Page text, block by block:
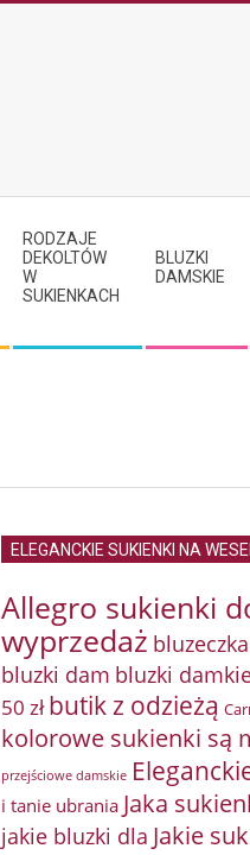
RODZAJE
DEKOLTÓW
W
SUKIENKACH
BLUZKI
DAMSKIE
ELEGANCKIE SUKIENKI NA
Allegro sukienki
wyprzedaż
bluzki dam bluzki
50 zł butik z odzieżą
kolorowe sukienki są
przejściowe damskie
i tanie ubrania Jaka
jakie bluzki dla Jakie